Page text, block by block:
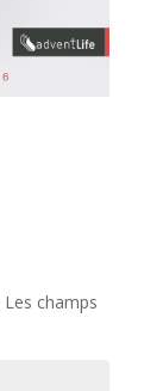
Les champs